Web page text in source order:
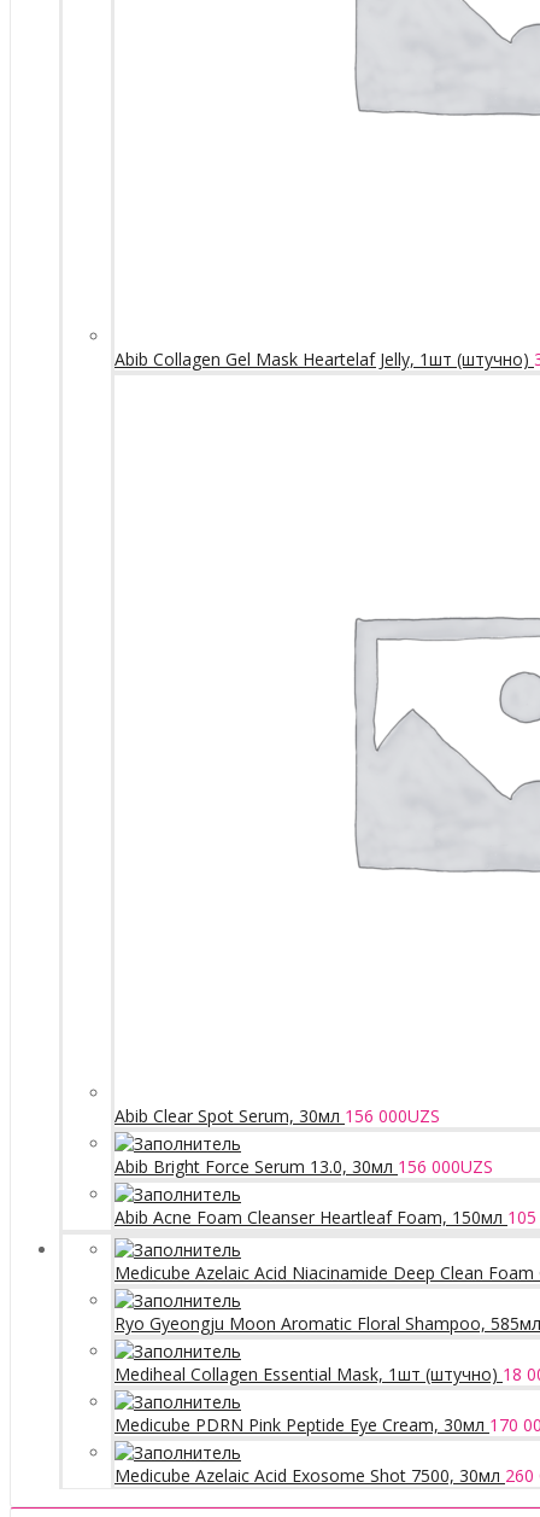
Abib Collagen Gel Mask Heartelaf Jelly, 1шт (штучно)
Abib Clear Spot Serum, 30мл 156 000UZS
Abib Bright Force Serum 13.0, 30мл 156 000UZS
Abib Acne Foam Cleanser Heartleaf Foam, 150мл
Medicube Azelaic Acid Niacinamide Deep Clean Foam
Ryo Gyeongju Moon Aromatic Floral Shampoo, 585мл
Mediheal Collagen Essential Mask, 1шт (штучно) 18
Medicube PDRN Pink Peptide Eye Cream, 30мл 170
Medicube Azelaic Acid Exosome Shot 7500, 30мл 260